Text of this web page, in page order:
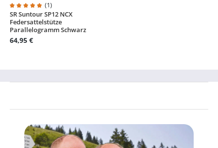
Durchschnittliche Bewertung von 5 von 5 Sternen
(1)
SR Suntour SP12 NCX
Federsattelstütze
Parallelogramm Schwarz
64,95 €